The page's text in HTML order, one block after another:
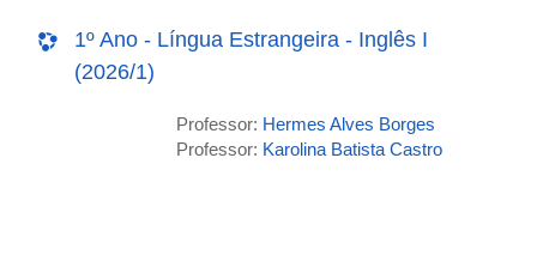
1º Ano - Língua Estrangeira - Inglês I
(2026/1)
Professor: Hermes Alves Borges
Professor: Karolina Batista Castro